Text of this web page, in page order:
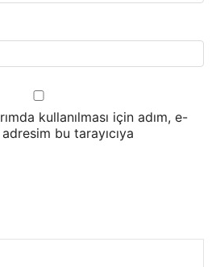
kullanılması için adım, e-
bu tarayıcıya